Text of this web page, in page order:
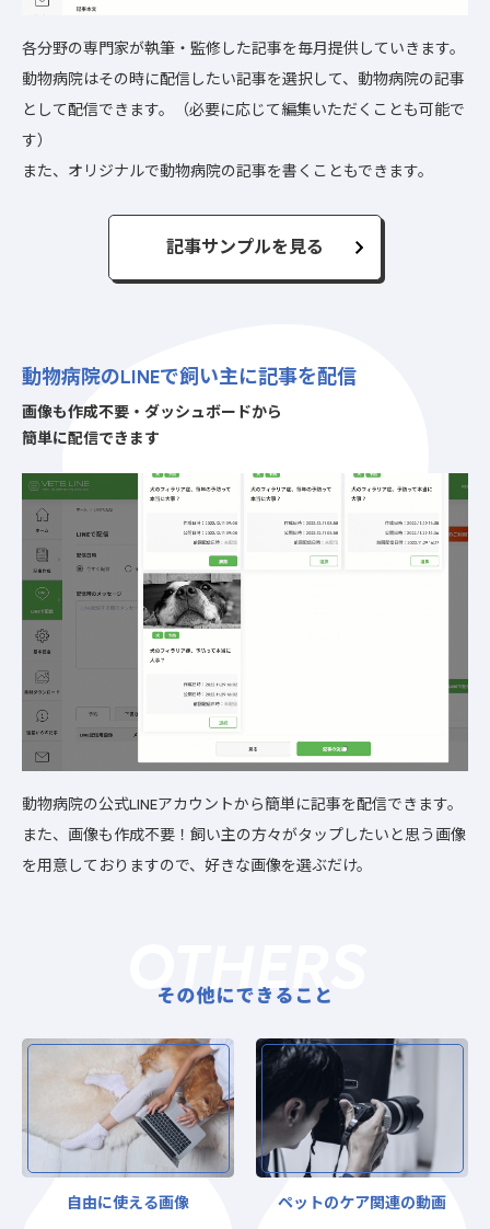
各分野の専門家が執筆・監修した記事を毎月提供していきます。
動物病院はその時に配信したい記事を選択して、動物病院の記事
として配信できます。（必要に応じて編集いただくことも可能で
す）
また、オリジナルで動物病院の記事を書くこともできます。
記事サンプルを見る
動物病院のLINEで飼い主に記事を配信
画像も作成不要・ダッシュボードから
簡単に配信できます
動物病院の公式LINEアカウントから簡単に記事を配信できます。
また、画像も作成不要！飼い主の方々がタップしたいと思う画像
を用意しておりますので、好きな画像を選ぶだけ。
OTHERS
その他にできること
自由に使える画像 ペットのケア関連の動画